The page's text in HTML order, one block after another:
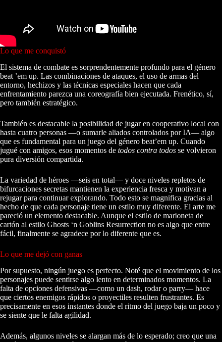
Lo que me conquistó
El sistema de combate es sorprendentemente profundo para el género
beat ’em up. Las combinaciones de ataques, el uso de armas del
entorno, hechizos y las técnicas especiales hacen que cada
enfrentamiento parezca una coreografía bien ejecutada. Frenético, sí,
pero también estratégico.
También es destacable la posibilidad de jugar en cooperativo local con
hasta cuatro personas —o sumarle aliados controlados por IA— algo
que es fundamental para un juego del género beat’em up. Cuando
jugué con amigos, esos momentos de todos contra todos se volvieron
pura diversión compartida.
La variedad de héroes —seis en total— y doce niveles repletos de
bifurcaciones secretas mantienen la experiencia fresca y motivan a
rejugar para continuar explorando. Todo esto se magnifica gracias al
hecho de que cada personaje tiene un estilo muy diferente. El arte me
pareció un elemento destacable. Aunque el estilo de marioneta de
cartón al estilo Ghosts ‘n Goblins Resurrection no es algo que entre
fácil, finalmente se agradece por lo diferente que es.
Lo que me dejó con ganas
Por supuesto, ningún juego es perfecto. Noté que el movimiento de los
personajes puede sentirse algo lento en determinados momentos. La
falta de opciones defensivas —como un dash, rodar o parry— hace
que ciertos enemigos rápidos o proyectiles resulten frustrantes. Es
precisamente en esos instantes donde el ritmo del juego baja un poco y
se siente que le falta agilidad.
Además, algunos niveles se alargan más de lo esperado; creo que una